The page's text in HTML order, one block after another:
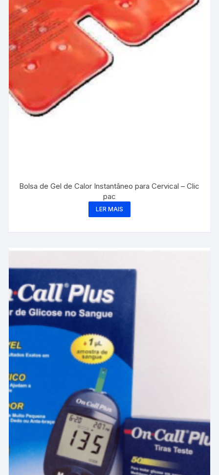
Bolsa de Gel de Calor Instantâneo para Cervical – Clic
pac
LER MAIS